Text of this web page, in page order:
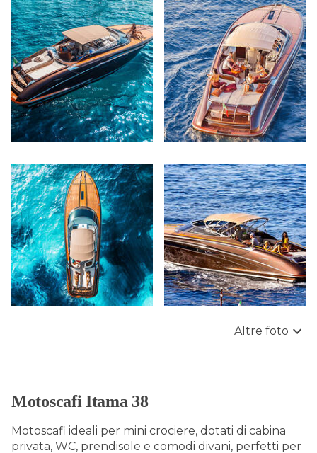
Altre foto
Motoscafi Itama 38
Motoscafi ideali per mini crociere, dotati di cabina
privata, WC, prendisole e comodi divani, perfetti per